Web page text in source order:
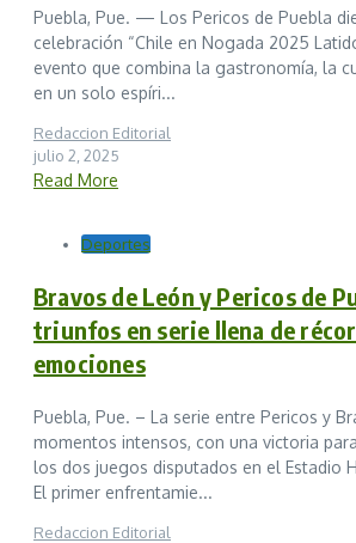
Puebla, Pue. — Los Pericos de Puebla
celebración “Chile en Nogada 2025
evento que combina la gastronomía, la
en un solo espíri...
Redaccion Editorial
julio 2, 2025
Read More
Deportes
Bravos de León y Pericos de
triunfos en serie llena de
emociones
Puebla, Pue. – La serie entre Pericos y
momentos intensos, con una victoria
los dos juegos disputados en el Estadio
El primer enfrentamie...
Redaccion Editorial